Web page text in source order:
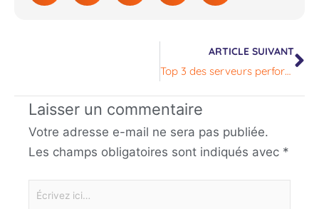
ARTICLE SUIVANT
Top 3 des serveurs performants
Laisser un commentaire
Votre adresse e-mail ne sera pas publiée.
Les champs obligatoires sont indiqués avec *
Écrivez